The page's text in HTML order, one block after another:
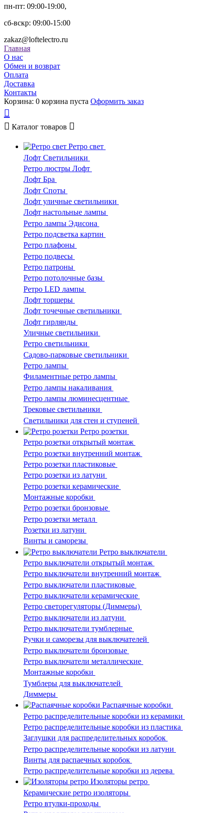
пн-пт: 09:00-19:00,
сб-вскр: 09:00-15:00
zakaz@loftelectro.ru
Главная
О нас
Обмен и возврат
Оплата
Доставка
Контакты
Корзина: 0 корзина пуста Оформить заказ
Каталог товаров
Ретро свет
Лофт Светильники
Ретро люстры Лофт
Лофт Бра
Лофт Споты
Лофт уличные светильники
Лофт настольные лампы
Ретро лампы Эдисона
Ретро подсветка картин
Ретро плафоны
Ретро подвесы
Ретро патроны
Ретро потолочные базы
Ретро LED лампы
Лофт торшеры
Лофт точечные светильники
Лофт гирлянды
Уличные светильники
Ретро светильники
Садово-парковые светильники
Ретро лампы
Филаментные ретро лампы
Ретро лампы накаливания
Ретро лампы люминесцентные
Трековые светильники
Светильники для стен и ступеней
Ретро розетки
Ретро розетки открытый монтаж
Ретро розетки внутренний монтаж
Ретро розетки пластиковые
Ретро розетки из латуни
Ретро розетки керамические
Монтажные коробки
Ретро розетки бронзовые
Ретро розетки металл
Розетки из латуни
Винты и саморезы
Ретро выключатели
Ретро выключатели открытый монтаж
Ретро выключатели внутренний монтаж
Ретро выключатели пластиковые
Ретро выключатели керамические
Ретро светорегуляторы (Диммеры)
Ретро выключатели из латуни
Ретро выключатели тумблерные
Ручки и саморезы для выключателей
Ретро выключатели бронзовые
Ретро выключатели металлические
Монтажные коробки
Тумблеры для выключателей
Диммеры
Распаячные коробки
Ретро распределительные коробки из керамики
Ретро распределительные коробки из пластика
Заглушки для распределительных коробок
Ретро распределительные коробки из латуни
Винты для распаечных коробок
Ретро распределительные коробки из дерева
Изоляторы ретро
Керамические ретро изоляторы
Ретро втулки-проходы